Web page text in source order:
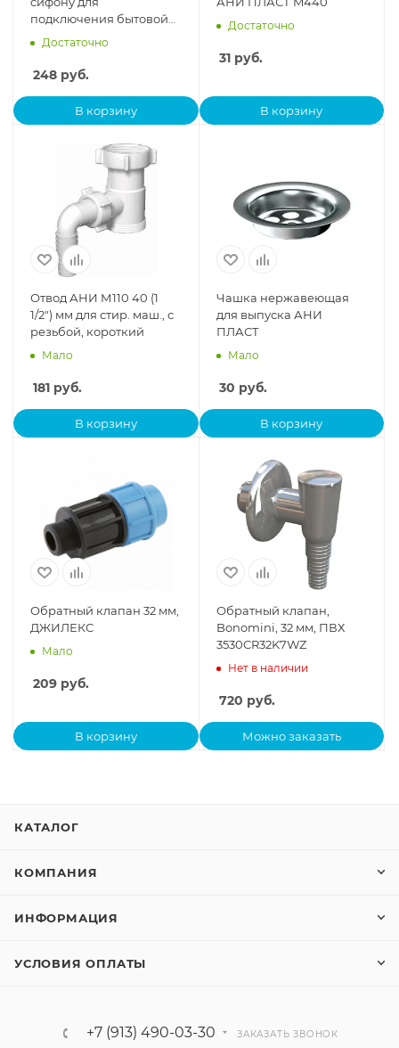
подключения бытовой
техники в комплекте с
хомутами, МР-У
Достаточно
248 руб.
В корзину
Достаточно
31руб.
В корзину
Отвод АНИ М110 40 (1
1/2") мм для стир. маш., с
резьбой, короткий
Мало
181 руб.
В корзину
Чашка нержавеющая
для выпуска АНИ
ПЛАСТ
Мало
30 руб.
В корзину
Обратный клапан 32 мм,
ДЖИЛЕКС
Мало
209 руб.
В корзину
Обратный клапан,
Bonomini, 32 мм, ПВХ
3530CR32K7WZ
Нет в наличии
720 руб.
Можно заказать
КАТАЛОГ
КОМПАНИЯ
ИНФОРМАЦИЯ
УСЛОВИЯ ОПЛАТЫ
+7 (913) 490-03-30 ЗАКАЗАТЬ ЗВОНОК